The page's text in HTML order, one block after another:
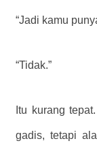
“Jadi kamu
“Tidak.”
Itu kurang
gadis, tetapi